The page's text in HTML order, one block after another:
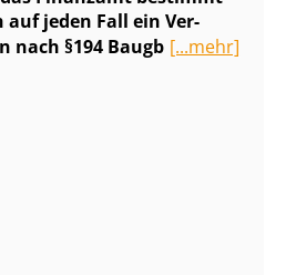
auf jeden Fall ein Ver­
nach §194 Baugb [...mehr]